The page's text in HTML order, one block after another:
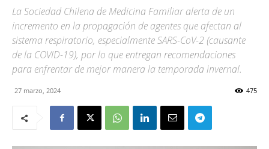
La Sociedad Chilena de Medicina Familiar alerta de un
incremento en la propagación de agentes que afectan al
sistema respiratorio, especialmente SARS-CoV-2 (causante
de la COVID-19), por lo que entregan recomendaciones
para enfrentar de mejor manera la temporada invernal.
27 marzo, 2024 475